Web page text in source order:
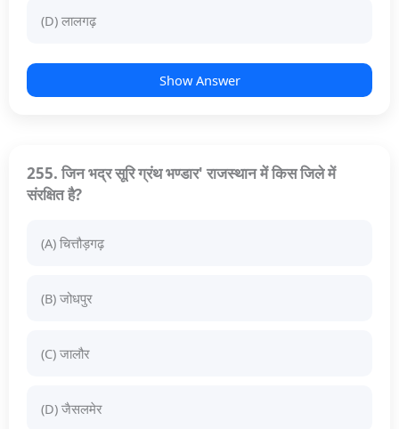
(D) लालगढ़
Show Answer
255. जिन भद्र सूरि ग्रंथ भण्डार' राजस्थान में किस जिले में
संरक्षित है?
(A) चित्तौड़गढ़
(B) जोधपुर
(C) जालौर
(D) जैसलमेर